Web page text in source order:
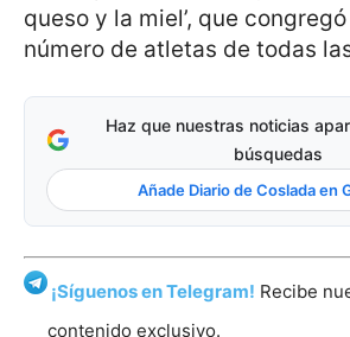
queso y la miel’, que
número de atletas de todas
Haz que nuestras noticias
búsquedas
Añade Diario de Coslada en
¡Síguenos en Telegram! Recibe
contenido exclusivo.